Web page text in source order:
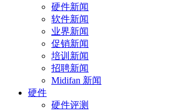
硬件新闻
软件新闻
业界新闻
促销新闻
培训新闻
招聘新闻
Midifan 新闻
硬件
硬件评测